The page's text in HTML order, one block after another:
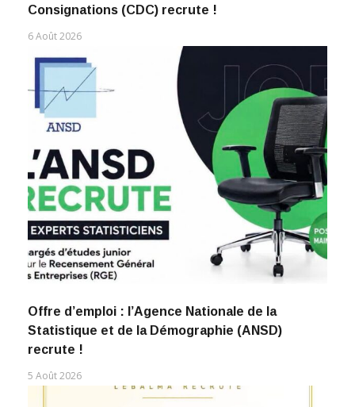
Consignations (CDC) recrute !
6 Août 2026
Offre d’emploi : l’Agence Nationale de la
Statistique et de la Démographie (ANSD)
recrute !
5 Août 2026